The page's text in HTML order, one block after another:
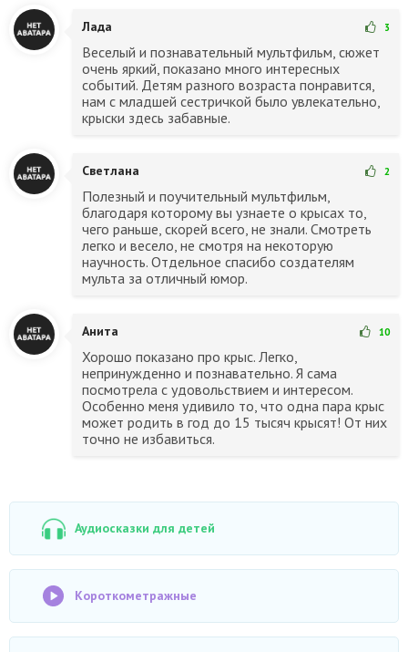
Лада 3
Веселый и познавательный мультфильм, сюжет
очень яркий, показано много интересных
событий. Детям разного возраста понравится,
нам с младшей сестричкой было увлекательно,
крыски здесь забавные.
Светлана 2
Полезный и поучительный мультфильм,
благодаря которому вы узнаете о крысах то,
чего раньше, скорей всего, не знали. Смотреть
легко и весело, не смотря на некоторую
научность. Отдельное спасибо создателям
мульта за отличный юмор.
Анита 10
Хорошо показано про крыс. Легко,
непринужденно и познавательно. Я сама
посмотрела с удовольствием и интересом.
Особенно меня удивило то, что одна пара крыс
может родить в год до 15 тысяч крысят! От них
точно не избавиться.
Аудиосказки для детей
Короткометражные